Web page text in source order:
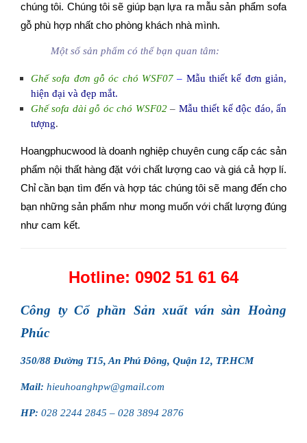
chúng tôi. Chúng tôi sẽ giúp bạn lựa ra mẫu sản phẩm sofa
gỗ phù hợp nhất cho phòng khách nhà mình.
Một số sản phẩm có thể bạn quan tâm:
Ghế sofa đơn gỗ óc chó WSF07 – Mẫu thiết kế đơn giản,
hiện đại và đẹp mắt.
Ghế sofa dài gỗ óc chó WSF02– Mẫu thiết kế độc đáo, ấn
tượng.
Hoangphucwood là doanh nghiệp chuyên cung cấp các sản
phẩm nội thất hàng đặt với chất lượng cao và giá cả hợp lí.
Chỉ cần bạn tìm đến và hợp tác chúng tôi sẽ mang đến cho
bạn những sản phẩm như mong muốn với chất lượng đúng
như cam kết.
Hotline: 0902 51 61 64
Công ty Cổ phần Sản xuất ván sàn Hoàng
Phúc
350/88 Đường T15, An Phú Đông, Quận 12, TP.HCM
Mail: hieuhoanghpw@gmail.com
HP: 028 2244 2845 – 028 3894 2876